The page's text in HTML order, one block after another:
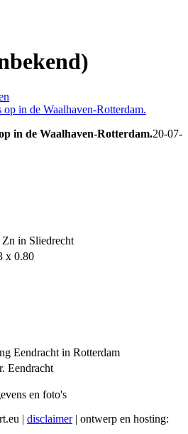
in de Waalhaven-Rotterdam.20-07-
in Sliedrecht
x 0.80
Eendracht in Rotterdam
Eendracht
en foto's
| disclaimer | ontwerp en hosting: